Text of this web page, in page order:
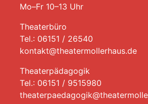
Mo–Fr 10–13 Uhr
Theaterbüro
Tel.: 06151 / 26540
kontakt@theatermollerhaus.de
Theaterpädagogik
Tel.: 06151 / 9515980